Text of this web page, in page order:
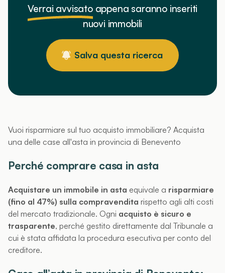
Verrai avvisatoappena saranno inseriti
nuovi immobili
Salva questa ricerca
Vuoi risparmiare sul tuo acquisto immobiliare? Acquista
una delle case all'asta in provincia di Benevento
Perché comprare casa in asta
Acquistare un immobile in asta equivale a risparmiare
(fino al 47%) sulla compravendita rispetto agli alti costi
del mercato tradizionale. Ogni acquisto è sicuro e
trasparente, perché gestito direttamente dal Tribunale a
cui è stata affidata la procedura esecutiva per conto del
creditore.